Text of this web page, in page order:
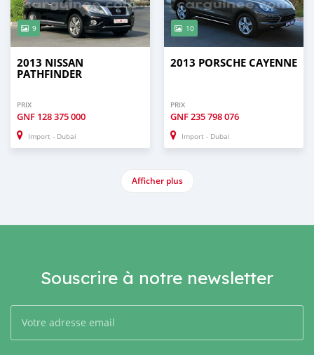
9
2013 NISSAN
PATHFINDER
PRIX
GNF 128 375 000
Import - Dubai
10
2013 PORSCHE CAYENNE
PRIX
GNF235 798 076
Import - Dubai
Afficher plus
Souscrire à notre newsletter